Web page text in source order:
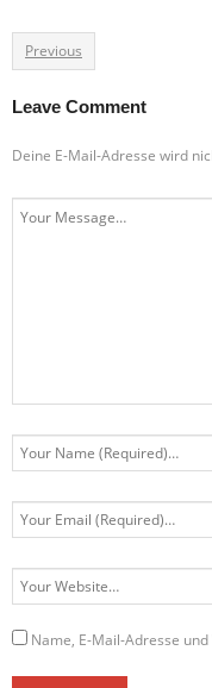
Previous
Leave Comment
Deine E-Mail-Adresse wird
Name, E-Mail-Adresse